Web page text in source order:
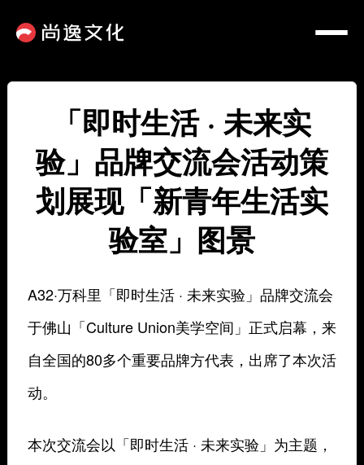
「即时生活 · 未来实
验」品牌交流会活动策
划展现「新青年生活实
验室」图景
A32·万科里「即时生活 · 未来实验」品牌交流会
于佛山「Culture Union美学空间」正式启幕，来
自全国的80多个重要品牌方代表，出席了本次活
动。
本次交流会以「即时生活 · 未来实验」为主题，